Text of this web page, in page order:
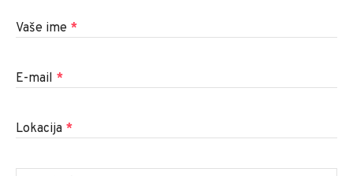
Vaše ime *
E-mail *
Lokacija *